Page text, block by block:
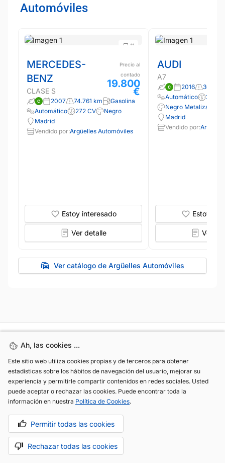
Automóviles
11
MERCEDES-
BENZ
CLASE S
Precio al
contado
19.800
€
2007 74.761 km
Gasolina
Automático
272 CV
Negro
Madrid
Vendido por:Argüelles Automóviles
Estoy interesado
Ver detalle
AUDI
A7
2016
Automático
218 CV
Negro Metalizado
Madrid
Vendido por:
Estoy
Ver
Ver catálogo de Argüelles Automóviles
Ah, las cookies ...
Este sitio web utiliza cookies propias y de terceros para obtener
estadísticas sobre los hábitos de navegación del usuario, mejorar su
experiencia y permitirle compartir contenidos en redes sociales. Usted
puede aceptar o rechazar las cookies. Puede encontrar toda la
información en nuestra Política de Cookies.
Permitir todas las cookies
Rechazar todas las cookies
Ah, las cookies ...
Este sitio web utiliza cookies propias y de terceros para obtener
estadísticas sobre los hábitos de navegación del usuario, mejorar su
experiencia y permitirle compartir contenidos en redes sociales. Usted
puede aceptar o rechazar las cookies. Puede encontrar toda la
información en nuestra Política de Cookies.
Permitir todas las cookies
Rechazar todas las cookies